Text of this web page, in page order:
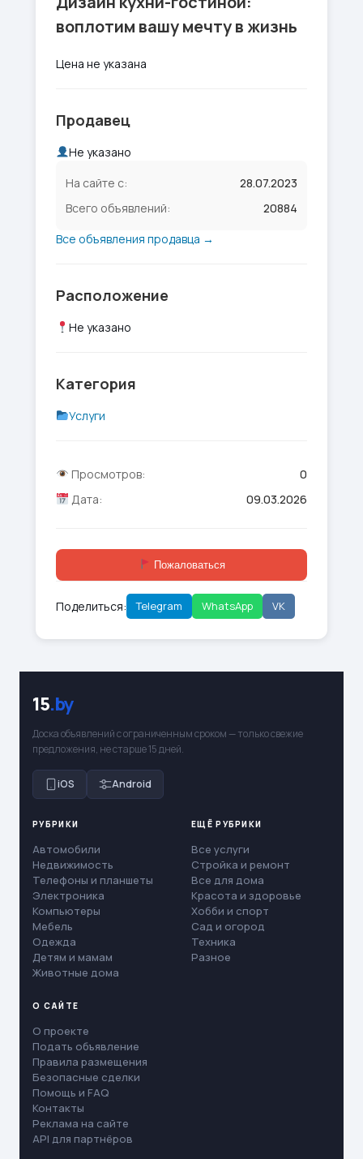
воплотим вашу мечту в жизнь
Цена не указана
Продавец
Не указано
На сайте с:
28.07.2023
Всего объявлений:
20884
Все объявления продавца →
Расположение
Не указано
Категория
Услуги
Просмотров:
0
Дата:
09.03.2026
Пожаловаться
Поделиться: Telegram WhatsApp VK
15.by
Доска объявлений с ограниченным сроком — только свежие
предложения, не старше 15 дней.
iOS Android
РУБРИКИ
Автомобили
Недвижимость
Телефоны и планшеты
Электроника
Компьютеры
Мебель
Одежда
Детям и мамам
Животные дома
ЕЩЁ РУБРИКИ
Все услуги
Стройка и ремонт
Все для дома
Красота и здоровье
Хобби и спорт
Сад и огород
Техника
Разное
О САЙТЕ
О проекте
Подать объявление
Правила размещения
Безопасные сделки
Помощь и FAQ
Контакты
Реклама на сайте
API для партнёров